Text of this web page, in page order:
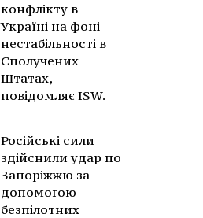
конфлікту в
Україні на фоні
нестабільності в
Сполучених
Штатах,
повідомляє ISW.
Російські сили
здійснили удар по
Запоріжжю за
допомогою
безпілотних